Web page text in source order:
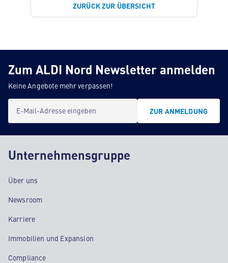
ZURÜCK ZUR ÜBERSICHT
Zum ALDI Nord Newsletter anmelden
Keine Angebote mehr verpassen!
E-Mail-Adresse eingeben ZUR ANMELDUNG
Unternehmensgruppe
Über uns
Newsroom
Karriere
Immobilien und Expansion
Compliance